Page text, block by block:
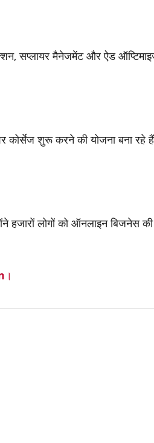
सप्लायर मैनेजमेंट और ऐड
शुरू करने की योजना बना रहे
लोगों को ऑनलाइन बिजनेस की
।